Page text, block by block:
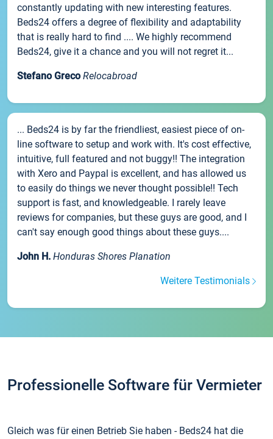
constantly updating with new interesting features.
Beds24 offers a degree of flexibility and adaptability
that is really hard to find .... We highly recommend
Beds24, give it a chance and you will not regret it...
Stefano Greco Relocabroad
... Beds24 is by far the friendliest, easiest piece of on-
line software to setup and work with. It's cost effective,
intuitive, full featured and not buggy!! The integration
with Xero and Paypal is excellent, and has allowed us
to easily do things we never thought possible!! Tech
support is fast, and knowledgeable. I rarely leave
reviews for companies, but these guys are good, and I
can't say enough good things about these guys....
John H. Honduras Shores Planation
Weitere Testimonials
Professionelle Software für Vermieter
Gleich was für einen Betrieb Sie haben - Beds24 hat die